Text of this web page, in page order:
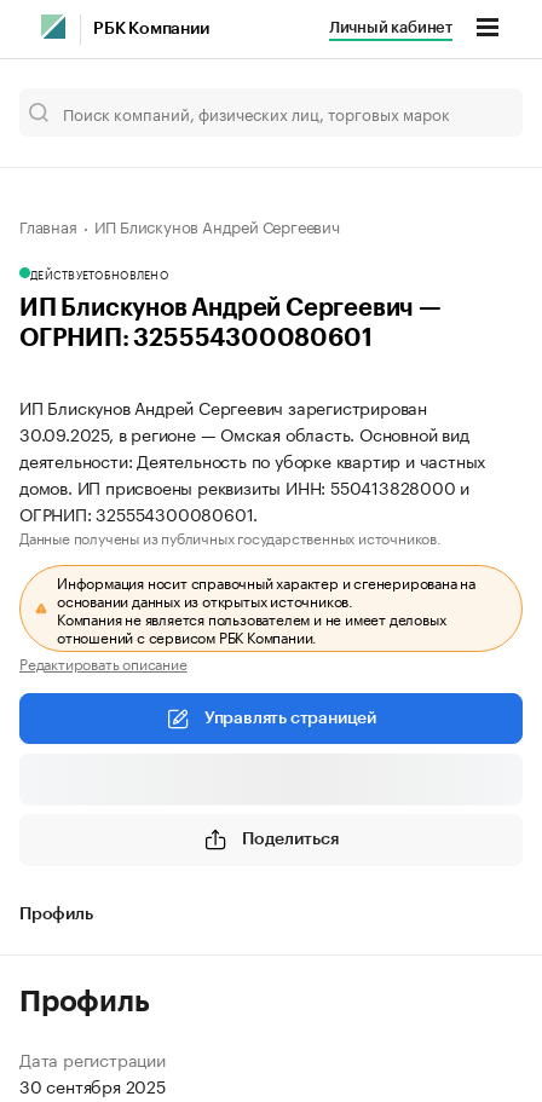
РБК Компании Личный кабинет
Главная ИП Блискунов Андрей Сергеевич
ДЕЙСТВУЕТОБНОВЛЕНО
ИП Блискунов Андрей Сергеевич —
ОГРНИП: 325554300080601
ИП Блискунов Андрей Сергеевич зарегистрирован
30.09.2025, в регионе — Омская область. Основной вид
деятельности: Деятельность по уборке квартир и частных
домов. ИП присвоены реквизиты ИНН: 550413828000 и
ОГРНИП: 325554300080601.
Данные получены из публичных государственных источников.
Информация носит справочный характер и сгенерирована на
основании данных из открытых источников.
Компания не является пользователем и не имеет деловых
отношений с сервисом РБК Компании.
Редактировать описание
Управлять страницей
Поделиться
Профиль
Профиль
Дата регистрации
30 сентября 2025